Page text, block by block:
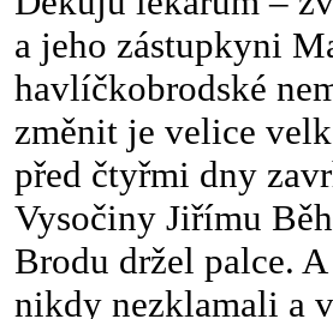
a jeho zástupkyni
havlíčkobrodské
změnit je velice
před čtyřmi dny
Vysočiny Jiřímu
Brodu držel palce.
nikdy nezklamali a